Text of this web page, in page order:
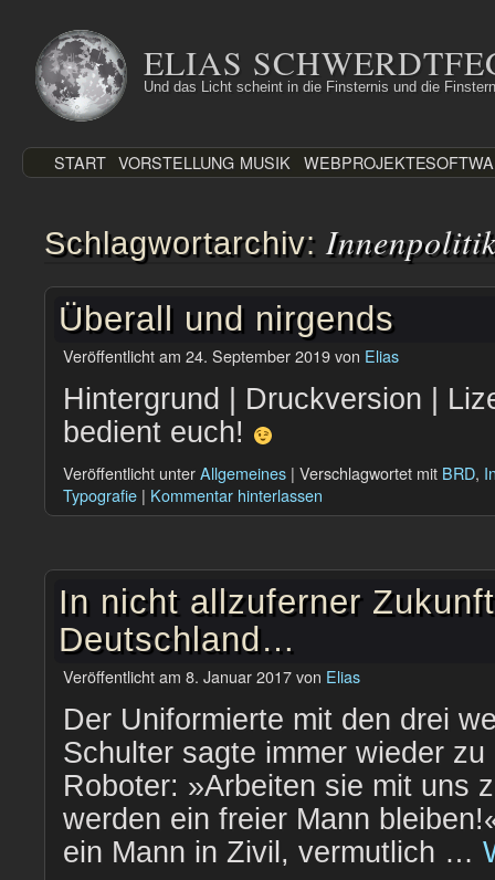
Inhalt
springen
ELIAS
Und das Licht scheint in die Finsternis und die
START VORSTELLUNG MUSIK WEBPROJEKTE
Schlagwortarchiv:
Überall und nirgends
Veröffentlicht am 24. September 2019von Elias
Hintergrund | Druckversion |
bedient euch!
Veröffentlicht unterAllgemeines | Verschlagwortet mit BRD,
Typografie | Kommentar hinterlassen
In nicht allzuferner
Deutschland…
Veröffentlicht am 8. Januar 2017von Elias
Der Uniformierte mit den drei
Schulter sagte immer wieder
Roboter: »Arbeiten sie mit uns
werden ein freier Mann
ein Mann in Zivil, vermutlich …